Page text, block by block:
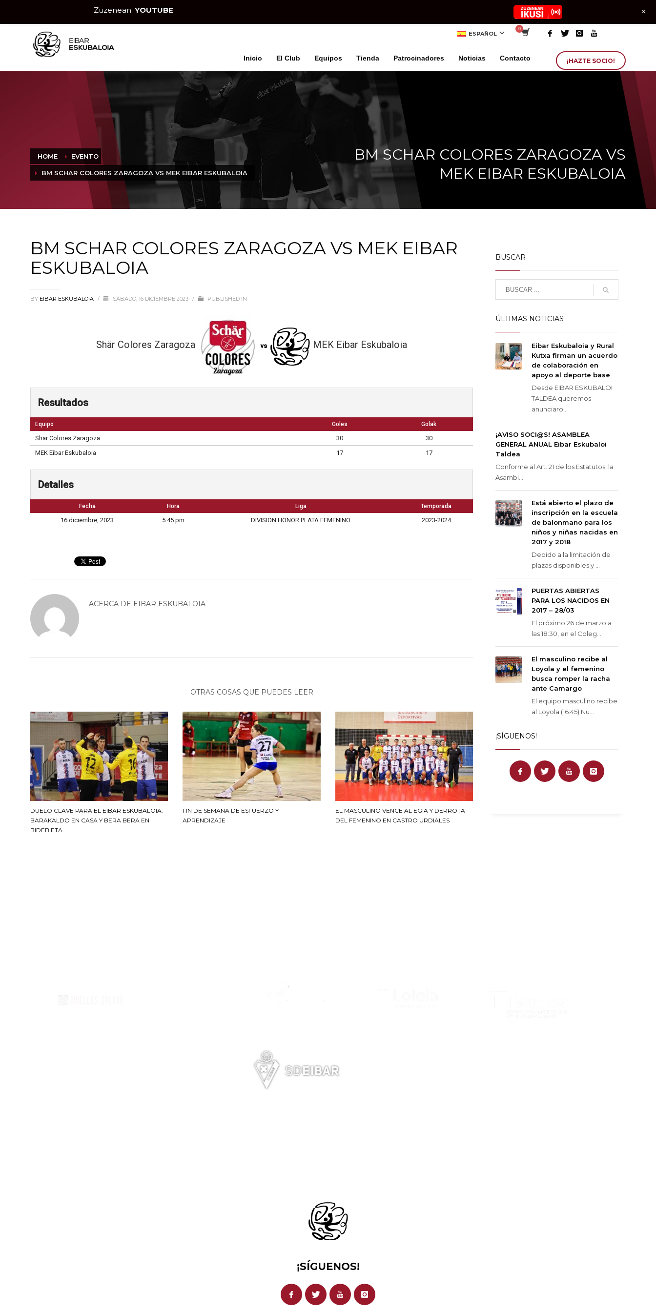
ESPAÑOL
Inicio El Club Equipos Tienda Patrocinadores Noticias Contacto ¡HAZTE SOCIO!
HOME EVENTO
BM SCHAR COLORES ZARAGOZA VS MEK EIBAR ESKUBALOIA
BM SCHAR COLORES ZARAGOZA VS
MEK EIBAR ESKUBALOIA
BM SCHAR COLORES ZARAGOZA VS MEK EIBAR
ESKUBALOIA
BY EIBAR ESKUBALOIA / SÁBADO, 16 DICIEMBRE 2023 / PUBLISHED IN
Shär Colores Zaragoza vs MEK Eibar Eskubaloia
Resultados
Equipo Goles Golak
Shär Colores Zaragoza 30
30
MEK Eibar Eskubaloia
17 17
Detalles
Fecha Hora Liga Temporada
16 diciembre, 2023 5:45 pm DIVISION HONOR PLATA FEMENINO 2023-2024
ACERCA DE EIBAR ESKUBALOIA
OTRAS COSAS QUE PUEDES LEER
DUELO CLAVE PARA EL EIBAR ESKUBALOIA:
BARAKALDO EN CASA Y BERA BERA EN
BIDEBIETA
FIN DE SEMANA DE ESFUERZO Y
APRENDIZAJE
EL MASCULINO VENCE AL EGIA Y DERROTA
DEL FEMENINO EN CASTRO URDIALES
BUSCAR
ÚLTIMAS NOTICIAS
Eibar Eskubaloia y Rural
Kutxa firman un acuerdo
de colaboración en
apoyo al deporte base
Desde EIBAR ESKUBALOI
TALDEA queremos
anunciaro...
¡AVISO SOCI@S! ASAMBLEA
GENERAL ANUAL Eibar Eskubaloi
Taldea
Conforme al Art. 21 de los Estatutos, la
Asambl...
Está abierto el plazo de
inscripción en la escuela
de balonmano para los
niños y niñas nacidas en
2017 y 2018
Debido a la limitación de
plazas disponibles y ...
PUERTAS ABIERTAS
PARA LOS NACIDOS EN
2017 – 28/03
El próximo 26 de marzo a
las 18:30, en el Coleg...
El masculino recibe al
Loyola y el femenino
busca romper la racha
ante Camargo
El equipo masculino recibe
al Loyola (16:45) Nu...
¡SÍGUENOS!
¡SÍGUENOS!
Zuzenean: YOUTUBE +